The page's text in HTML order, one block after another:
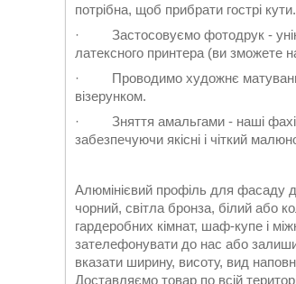
потрібна, щоб прибрати гострі кути.
· Застосовуємо фотодрук -
латексного принтера (ви зможете
· Проводимо художнє матування
візерунком.
· Зняття амальгами - наші
забезпечуючи якісні і чіткий
Алюмінієвий профіль для фасаду
чорний, світла бронза, білий або
гардеробних кімнат, шаф-купе і
зателефонувати до нас або
вказати ширину, висоту, вид
Доставляємо товар по всій